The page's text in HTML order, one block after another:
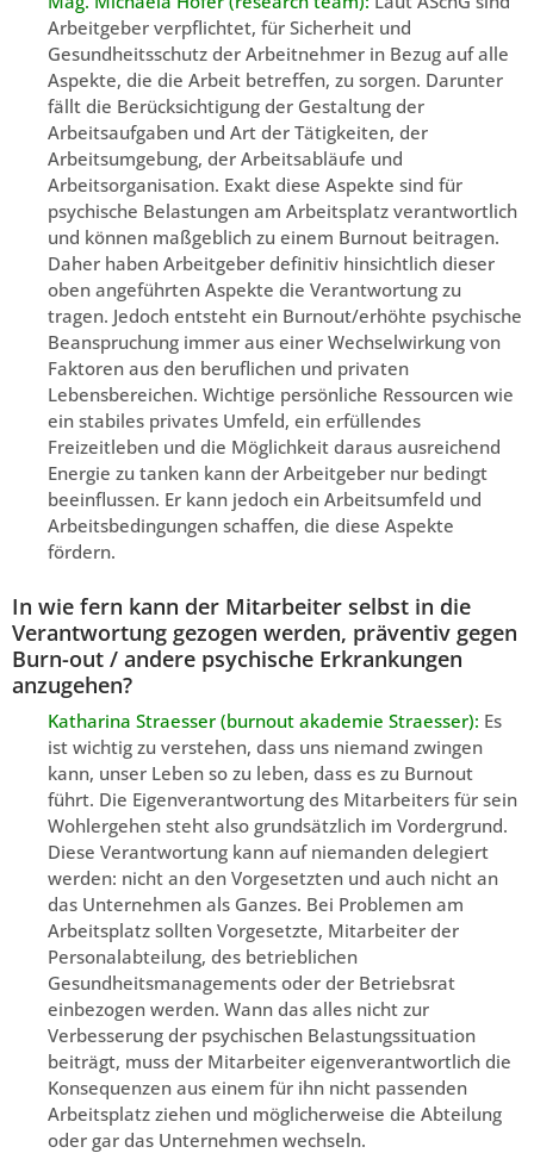
Arbeitgeber verpflichtet, für Sicherheit und
Gesundheitsschutz der Arbeitnehmer in Bezug auf alle
Aspekte, die die Arbeit betreffen, zu sorgen. Darunter
fällt die Berücksichtigung der Gestaltung der
Arbeitsaufgaben und Art der Tätigkeiten, der
Arbeitsumgebung, der Arbeitsabläufe und
Arbeitsorganisation. Exakt diese Aspekte sind für
psychische Belastungen am Arbeitsplatz verantwortlich
und können maßgeblich zu einem Burnout beitragen.
Daher haben Arbeitgeber definitiv hinsichtlich dieser
oben angeführten Aspekte die Verantwortung zu
tragen. Jedoch entsteht ein Burnout/erhöhte psychische
Beanspruchung immer aus einer Wechselwirkung von
Faktoren aus den beruflichen und privaten
Lebensbereichen. Wichtige persönliche Ressourcen wie
ein stabiles privates Umfeld, ein erfüllendes
Freizeitleben und die Möglichkeit daraus ausreichend
Energie zu tanken kann der Arbeitgeber nur bedingt
beeinflussen. Er kann jedoch ein Arbeitsumfeld und
Arbeitsbedingungen schaffen, die diese Aspekte
fördern.
In wie fern kann der Mitarbeiter selbst in die
Verantwortung gezogen werden, präventiv gegen
Burn-out / andere psychische Erkrankungen
anzugehen?
Katharina Straesser (burnout akademie Straesser): Es
ist wichtig zu verstehen, dass uns niemand zwingen
kann, unser Leben so zu leben, dass es zu Burnout
führt. Die Eigenverantwortung des Mitarbeiters für sein
Wohlergehen steht also grundsätzlich im Vordergrund.
Diese Verantwortung kann auf niemanden delegiert
werden: nicht an den Vorgesetzten und auch nicht an
das Unternehmen als Ganzes. Bei Problemen am
Arbeitsplatz sollten Vorgesetzte, Mitarbeiter der
Personalabteilung, des betrieblichen
Gesundheitsmanagements oder der Betriebsrat
einbezogen werden. Wann das alles nicht zur
Verbesserung der psychischen Belastungssituation
beiträgt, muss der Mitarbeiter eigenverantwortlich die
Konsequenzen aus einem für ihn nicht passenden
Arbeitsplatz ziehen und möglicherweise die Abteilung
oder gar das Unternehmen wechseln.